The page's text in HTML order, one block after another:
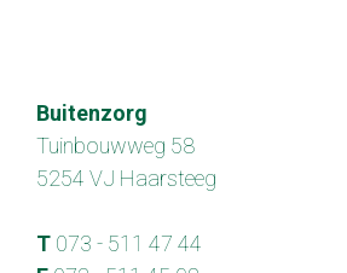
Buitenzorg
Tuinbouwweg 58
5254 VJ Haarsteeg
T 073 - 511 47 44